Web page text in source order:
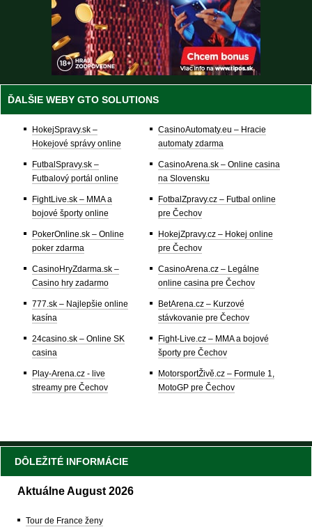
ĎALŠIE WEBY GTO SOLUTIONS
HokejSpravy.sk –
Hokejové správy online
FutbalSpravy.sk –
Futbalový portál online
FightLive.sk – MMA a
bojové športy online
PokerOnline.sk – Online
poker zdarma
CasinoHryZdarma.sk –
Casino hry zadarmo
777.sk – Najlepšie online
kasína
24casino.sk – Online SK
casina
Play-Arena.cz - live
streamy pre Čechov
CasinoAutomaty.eu – Hracie
automaty zdarma
CasinoArena.sk – Online casina
na Slovensku
FotbalZpravy.cz – Futbal online
pre Čechov
HokejZpravy.cz – Hokej online
pre Čechov
CasinoArena.cz – Legálne
online casina pre Čechov
BetArena.cz – Kurzové
stávkovanie pre Čechov
Fight-Live.cz – MMA a bojové
športy pre Čechov
MotorsportŽivě.cz – Formule 1,
MotoGP pre Čechov
DÔLEŽITÉ INFORMÁCIE
Aktuálne August 2026
Tour de France ženy